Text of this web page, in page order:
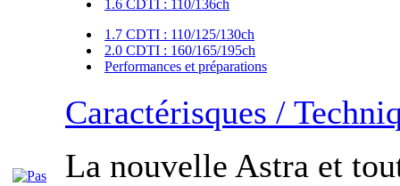
1.6 CDTI : 110/136ch
1.7 CDTI : 110/125/130ch
2.0 CDTI : 160/165/195ch
Performances et préparations
Caractérisques /
La nouvelle Astra et